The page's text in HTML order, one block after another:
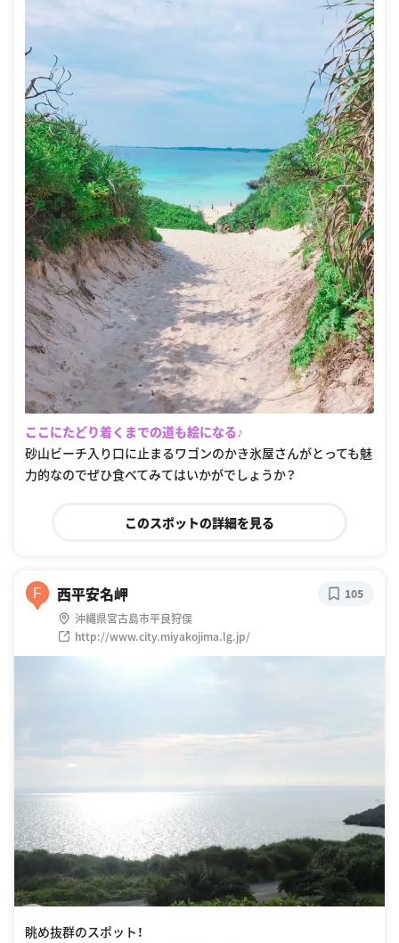
ここにたどり着くまでの道も絵になる♪
砂山ビーチ入り口に止まるワゴンのかき氷屋さんがとっても魅
力的なのでぜひ食べてみてはいかがでしょうか？
このスポットの詳細を見る
F 西平安名岬
沖縄県宮古島市平良狩俣
http://www.city.miyakojima.lg.jp/
105
眺め抜群のスポット！